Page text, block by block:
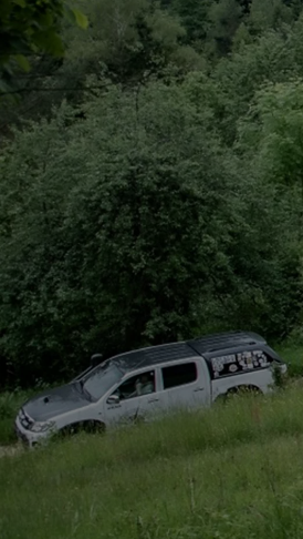
Od 105 300 zł
Corolla Hatchback
HYBRID